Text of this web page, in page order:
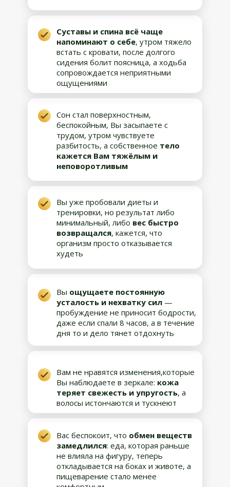
Вы ощущаете постоянную
усталость и нехватку сил —
пробуждение не приносит бодрости,
даже если спали 8 часов, а в течение
дня то и дело тянет отдохнуть
Вам не нравятся изменения,которые
Вы наблюдаете в зеркале: кожа
теряет свежесть и упругость, а
волосы истончаются и тускнеют
Суставы и спина всё чаще
напоминают о себе, утром тяжело
встать с кровати, после долгого
сидения болит поясница, а ходьба
сопровождается неприятными
ощущениями
Сон стал поверхностным,
беспокойным, Вы засыпаете с
трудом, утром чувствуете
разбитость, а собственное тело
кажется Вам тяжёлым и
неповоротливым
Вы уже пробовали диеты и
тренировки, но результат либо
минимальный, либо вес быстро
возвращался, кажется, что
организм просто отказывается
худеть
Вас беспокоит, что обмен веществ
замедлился: еда, которая раньше
не влияла на фигуру, теперь
откладывается на боках и животе, а
пищеварение стало менее